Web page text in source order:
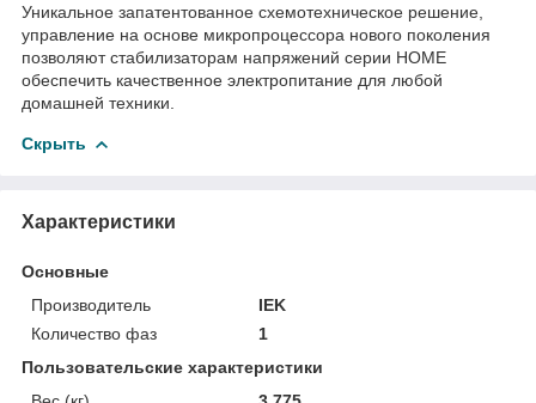
Уникальное запатентованное схемотехническое решение,
управление на основе микропроцессора нового поколения
позволяют стабилизаторам напряжений серии HOME
обеспечить качественное электропитание для любой
домашней техники.
Скрыть
Характеристики
Основные
Производитель
IEK
Количество фаз
1
Пользовательские характеристики